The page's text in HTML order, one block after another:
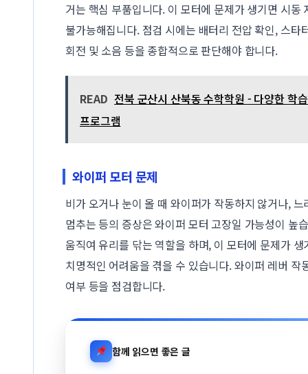
거는 핵심 부품입니다. 이 모터에 문제가 생기면 시동
불가능해집니다. 점검 시에는 배터리 전압 확인, 스타
회전 및 소음 등을 종합적으로 판단해야 합니다.
READ 전북 군산시 산북동 수학학원 - 다양한 학
프로그램
와이퍼 모터 문제
비가 오거나 눈이 올 때 와이퍼가 작동하지 않거나,
멈추는 등의 증상은 와이퍼 모터 고장일 가능성이 높
움직여 유리를 닦는 역할을 하며, 이 모터에 문제가
치명적인 어려움을 겪을 수 있습니다. 와이퍼 레버 작
여부 등을 점검합니다.
함께 읽으면 좋은 글